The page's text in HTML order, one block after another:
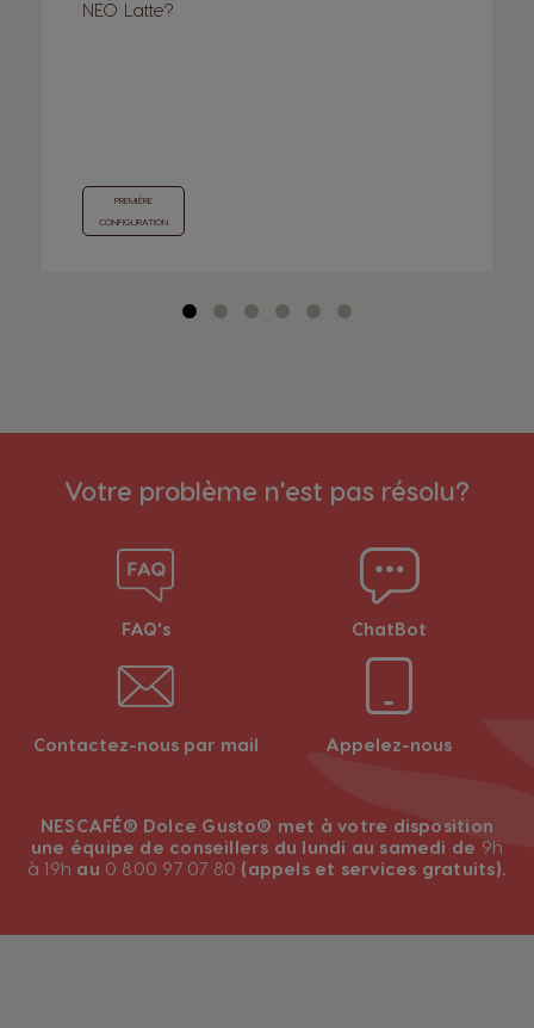
NEO Latte?
PREMIÈRE
CONFIGURATION
Votre problème n'est pas résolu?
FAQ's ChatBot
Contactez-nous par mail Appelez-nous
NESCAFÉ® Dolce Gusto® met à votre disposition
une équipe de conseillers du lundi au samedi de 9h
à 19h au 0 800 97 07 80 (appels et services gratuits).